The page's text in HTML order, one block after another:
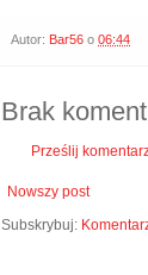
Autor: Bar56 o 06:44
Brak
Prześlij
Nowszy post
Subskrybuj: